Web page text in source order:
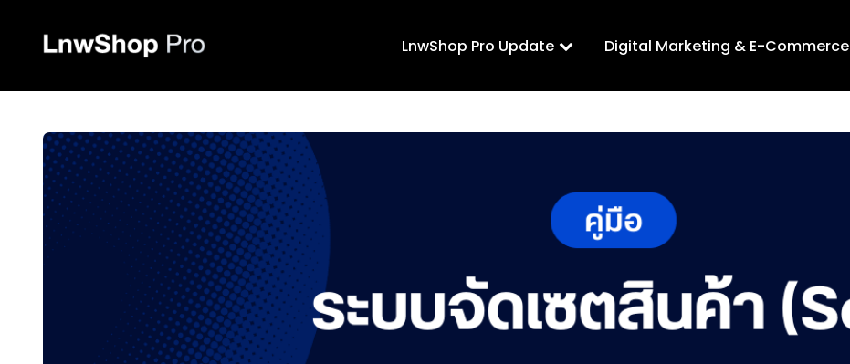
LnwShop Pro Update Digital Marketing & E-Commerce